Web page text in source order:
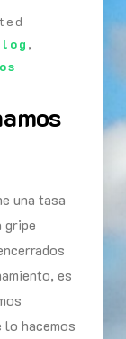
,
una tasa
gripe
es
lo hacemos